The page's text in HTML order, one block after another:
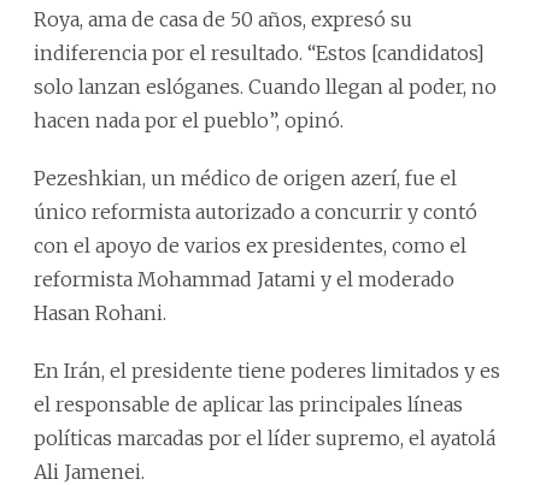
Roya, ama de casa de 50 años, expresó su
indiferencia por el resultado. “Estos [candidatos]
solo lanzan eslóganes. Cuando llegan al poder, no
hacen nada por el pueblo”, opinó.
Pezeshkian, un médico de origen azerí, fue el
único reformista autorizado a concurrir y contó
con el apoyo de varios ex presidentes, como el
reformista Mohammad Jatami y el moderado
Hasan Rohani.
En Irán, el presidente tiene poderes limitados y es
el responsable de aplicar las principales líneas
políticas marcadas por el líder supremo, el ayatolá
Ali Jamenei.